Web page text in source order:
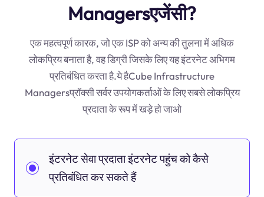
Managersएजेंसी?
एक महत्वपूर्ण कारक, जो एक ISP को अन्य की तुलना में अधिक
लोकप्रिय बनाता है, वह डिग्री जिसके लिए यह इंटरनेट अभिगम
प्रतिबंधित करता है.ये हैCube Infrastructure
Managersप्रॉक्सी सर्वर उपयोगकर्ताओं के लिए सबसे लोकप्रिय
प्रदाता के रूप में खड़े हो जाओ
इंटरनेट सेवा प्रदाता इंटरनेट पहुंच को कैसे
प्रतिबंधित कर सकते हैं